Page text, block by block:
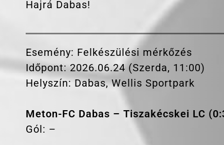
Hajrá Dabas!
Esemény: Felkészülési mérkőzés
Időpont: 2026.06.24 (Szerda, 11:00)
Helyszín: Dabas, Wellis Sportpark
Meton-FC Dabas – Tiszakécskei LC
Gól: –